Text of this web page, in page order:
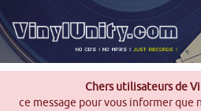
Chers utilisateurs de
ce message pour vous informer